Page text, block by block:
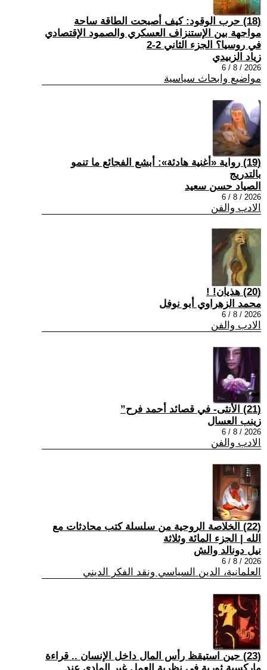
(18) حرب الوقود: كيف أصبحت الطاقة ساحة
مواجهة بين الإستنزاف العسكري والصمود الإقتصادي
في روسيا؟ الجزء الثاني 2-2
زياد الزبيدي
2026 / 8 / 6
مواضيع وابحاث سياسية
(19) رواية «أغنية هادئة»: أبشع الفجائع ما تنمو
بالتدريج
الصياد حسن سعيد
2026 / 8 / 6
الادب والفن
(20) هذيان! !
محمد الزهراوي أبو نوفل
2026 / 8 / 6
الادب والفن
(21) الأنثى- في قصائد أحمد فرح”
زينب العسال
2026 / 8 / 6
الادب والفن
(22) الخلاصة الروحية من سلسلة كتب محادثات مع
الله | الجزء المائة وثلاثة
نيل دونالد والش
2026 / 8 / 6
العلمانية، الدين السياسي ونقد الفكر الديني
(23) حين استيقظ رأس المال داخل الإنسان .. قراءة